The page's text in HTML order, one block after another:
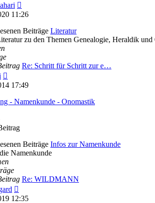
Beitrag
11:26
Literatur
zu den Themen Genealogie, Heraldik und
Re: Schritt für Schritt zur e…
Beitrag
17:49
- Namenkunde - Onomastik
Infos zur Namenkunde
Namenkunde
Re: WILDMANN
Beitrag
12:35